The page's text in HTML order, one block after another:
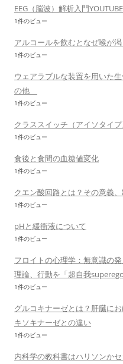
EEG（脳波）解析入門
1件のビュー
アルコールを飲むとなぜ喉が渇
1件のビュー
ウェアラブルな装置を用いた
の他
1件のビュー
クラススイッチ（アイソタイ
1件のビュー
食後と食間の血糖値変化
1件のビュー
クエン酸回路とは？その意義
1件のビュー
pHと緩衝液について
1件のビュー
フロイトの心理学：無意識の
理論、行動を「超自我
1件のビュー
グルコキナーゼとは？肝臓に
キソキナーゼとの違い
1件のビュー
内科学の教科書はハリソンか